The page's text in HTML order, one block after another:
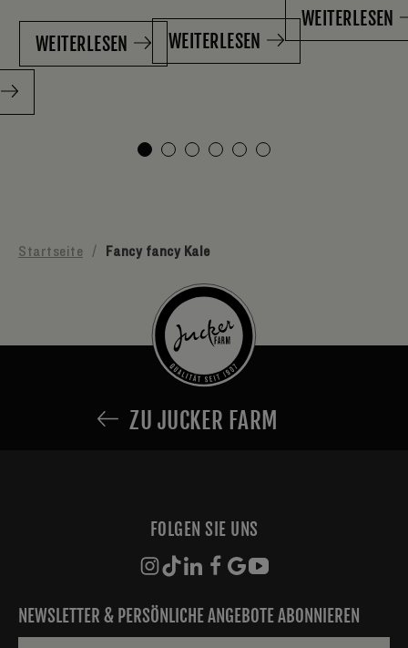
WEITERLESEN WEITERLESEN
WEITERLESEN
Startseite / Fancy fancy Kale
ZU JUCKER FARM
FOLGEN SIE UNS
NEWSLETTER & PERSÖNLICHE ANGEBOTE ABONNIEREN